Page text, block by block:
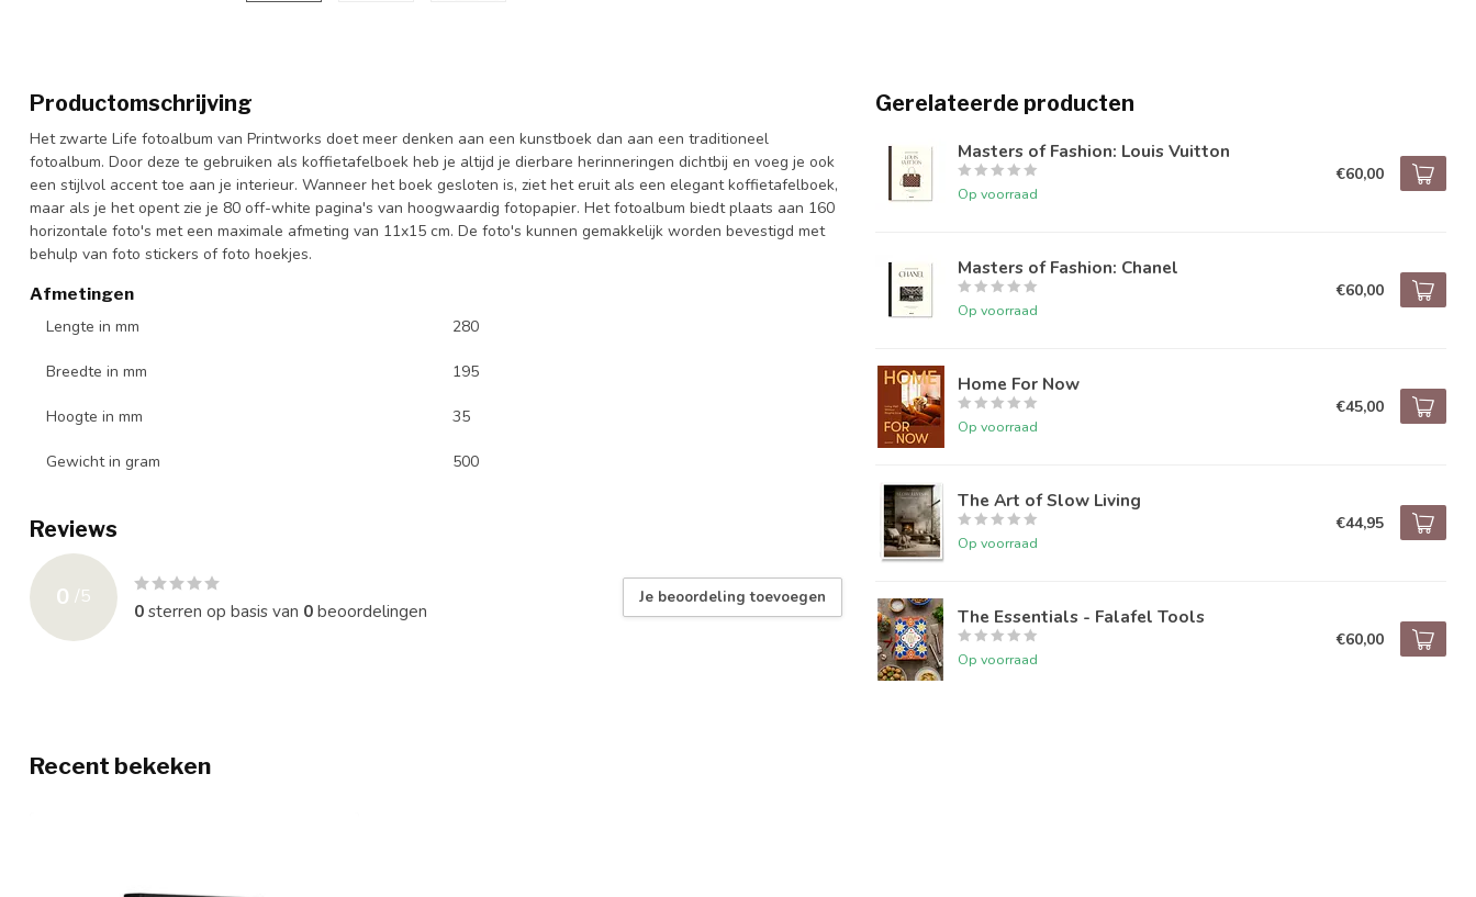
Productomschrijving
Het zwarte Life fotoalbum van Printworks doet meer denken aan een kunstboek dan aan een traditioneel
fotoalbum. Door deze te gebruiken als koffietafelboek heb je altijd je dierbare herinneringen dichtbij en voeg je ook
een stijlvol accent toe aan je interieur. Wanneer het boek gesloten is, ziet het eruit als een elegant koffietafelboek,
maar als je het opent zie je 80 off-white pagina's van hoogwaardig fotopapier. Het fotoalbum biedt plaats aan 160
horizontale foto's met een maximale afmeting van 11x15 cm. De foto's kunnen gemakkelijk worden bevestigd met
behulp van foto stickers of foto hoekjes.
Afmetingen
Lengte in mm
280
Breedte in mm 195
Hoogte in mm 35
Gewicht in gram 500
Reviews
0 /5
0sterren op basis van 0beoordelingen
Je beoordeling toevoegen
Gerelateerde producten
Masters of Fashion: Louis Vuitton
Op voorraad
€60,00
Masters of Fashion: Chanel
Op voorraad
€60,00
Home For Now
Op voorraad
€45,00
The Art of Slow Living
Op voorraad
€44,95
The Essentials - Falafel Tools
Op voorraad
€60,00
Recent bekeken